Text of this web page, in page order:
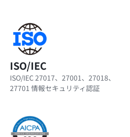
ISO/IEC
ISO/IEC 27017、27001、27018、
27701 情報セキュリティ認証